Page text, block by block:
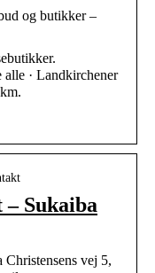
og butikker –
· Landkirchener
Sukaiba
vej 5,